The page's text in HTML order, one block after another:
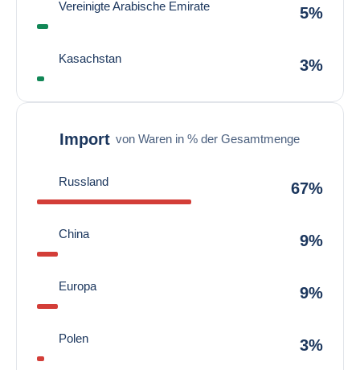
Vereinigte Arabische Emirate 5%
Kasachstan 3%
Import von Waren in % der Gesamtmenge
Russland 67%
China 9%
Europa 9%
Polen 3%